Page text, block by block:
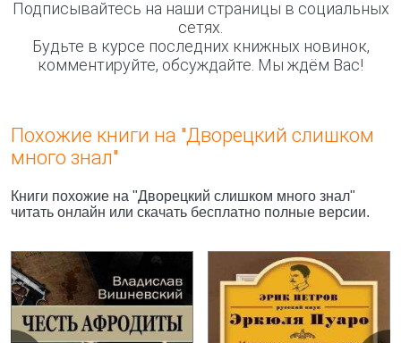
Подписывайтесь на наши страницы в социальных
сетях.
Будьте в курсе последних книжных новинок,
комментируйте, обсуждайте. Мы ждём Вас!
Похожие книги на "Дворецкий слишком
много знал"
Книги похожие на "Дворецкий слишком много знал"
читать онлайн или скачать бесплатно полные версии.